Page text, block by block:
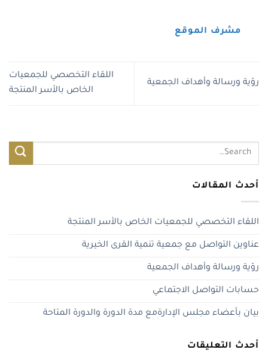
مشرف الموقع
رؤية ورسالة وأهداف الجمعية
اللقاء التخصصي للجمعيات
الخاص بالأسر المنتجة
أحدث المقالات
اللقاء التخصصي للجمعيات الخاص بالأسر المنتجة
عناوين التواصل مع جمعية تنمية القرى الخيرية
رؤية ورسالة وأهداف الجمعية
حسابات التواصل الاجتماعي
بيان بأعضاء مجلس الإدارةمع مدة الدورة والدورة المتاحة
أحدث التعليقات